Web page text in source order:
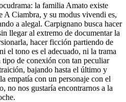
la familia Amato existe
A Ciambra, y su modus vivendi es,
a alegal. Carpignano busca hacer
llegar al extremo de documentar la
hacer ficción partiendo de
el tono es el adecuado, ni la trama
tipo de conexión con tan peculiar
bajando hasta el último y
empatía con un personaje con el
no nos gustaría encontrarnos a la